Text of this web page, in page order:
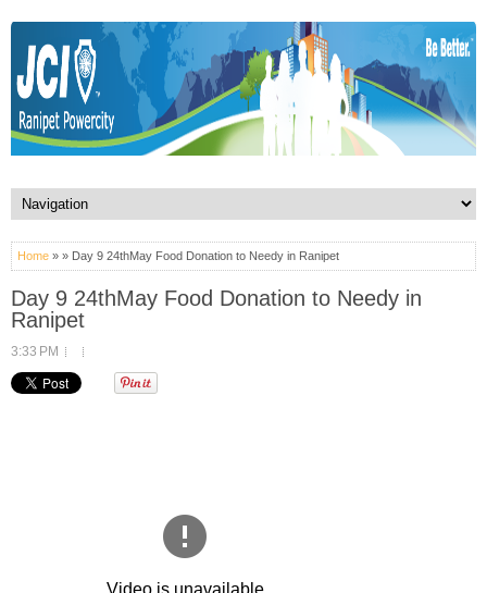
Home » » Day 9 24thMay Food Donation to Needy in Ranipet
Day 9 24thMay Food Donation to Needy in
Ranipet
3:33 PM